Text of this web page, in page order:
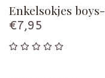
Enkelsokjes
€7,95